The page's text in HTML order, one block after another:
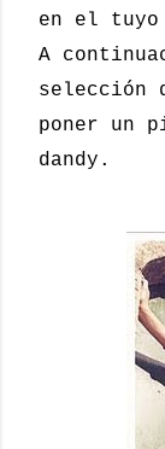
en el tuyo
A
selección
poner un
dandy.